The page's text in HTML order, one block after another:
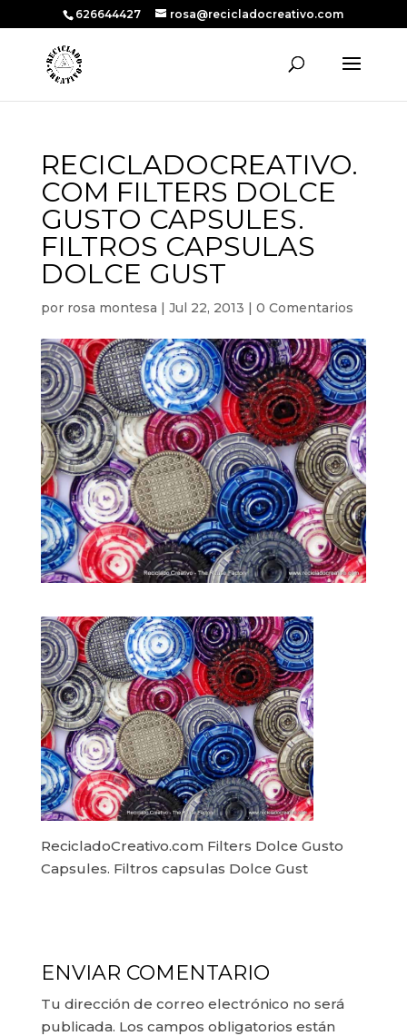
626644427 rosa@recicladocreativo.com
RECICLADOCREATIVO.
COM FILTERS DOLCE
GUSTO CAPSULES.
FILTROS CAPSULAS
DOLCE GUST
por rosa montesa | Jul 22, 2013 | 0 Comentarios
RecicladoCreativo.com Filters Dolce Gusto
Capsules. Filtros capsulas Dolce Gust
ENVIAR COMENTARIO
Tu dirección de correo electrónico no será
publicada. Los campos obligatorios están